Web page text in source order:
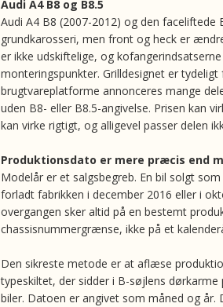
Audi A4 B8 og B8.5
Audi A4 B8 (2007-2012) og den faceliftede
grundkarosseri, men front og heck er
er ikke udskiftelige, og
monteringspunkter. Grilldesignet er
brugtvareplatforme annonceres mange
uden B8- eller B8.5-angivelse. Prisen kan
kan virke rigtigt, og alligevel passer delen
Produktionsdato er mere præcis end
Modelår er et salgsbegreb. En bil solgt
forladt fabrikken i december 2016 eller i
overgangen sker altid på en bestemt
chassisnummergrænse, ikke på et
Den sikreste metode er at aflæse
typeskiltet, der sidder i B-søjlens
biler. Datoen er angivet som måned og år.